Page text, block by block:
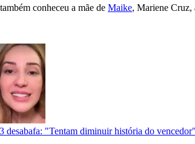
conheceu a mãe de Maike, Mariene Cruz,
desabafa: "Tentam diminuir história do vencedor"